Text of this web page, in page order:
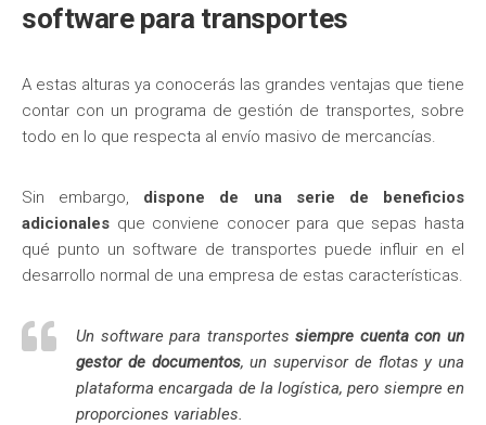
software para transportes
A estas alturas ya conocerás las grandes ventajas que tiene
contar con un programa de gestión de transportes, sobre
todo en lo que respecta al envío masivo de mercancías.
Sin embargo, dispone de una serie de beneficios
adicionales que conviene conocer para que sepas hasta
qué punto un software de transportes puede influir en el
desarrollo normal de una empresa de estas características.
Un software para transportessiempre cuenta con un
gestor de documentos, un supervisor de flotas y una
plataforma encargada de la logística, pero siempre en
proporciones variables.